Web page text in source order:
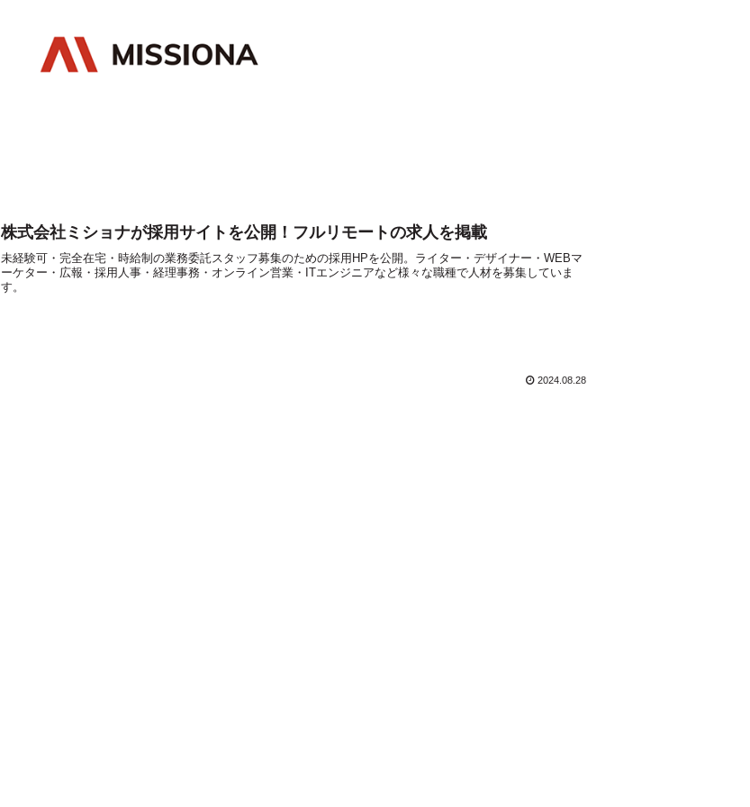
株式会社ミショナが採用サイトを公開！フルリモートの求人を掲載
未経験可・完全在宅・時給制の業務委託スタッフ募集のための採用HPを公開。ライター・デザイナー・WEBマ
ーケター・広報・採用人事・経理事務・オンライン営業・ITエンジニアなど様々な職種で人材を募集していま
す。
2024.08.28